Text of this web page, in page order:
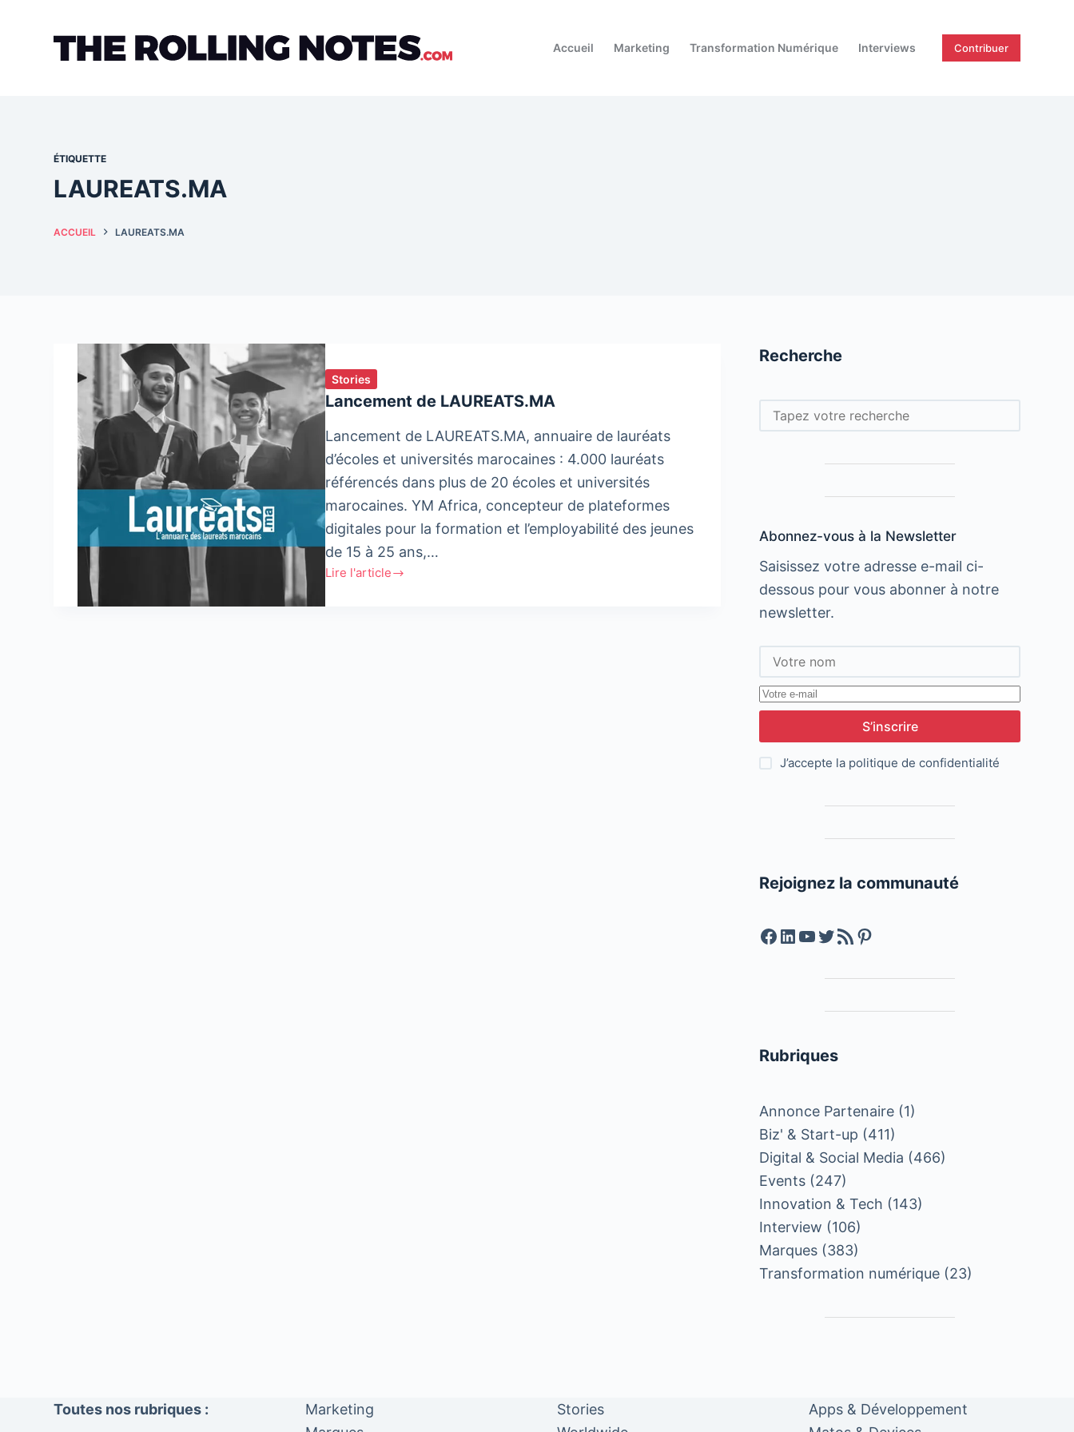
Accueil Marketing Transformation Numérique Interviews Contribuer
ÉTIQUETTE
LAUREATS.MA
ACCUEIL LAUREATS.MA
Stories
Lancement de LAUREATS.MA
Lancement de LAUREATS.MA, annuaire de lauréats
d’écoles et universités marocaines : 4.000 lauréats
référencés dans plus de 20 écoles et universités
marocaines. YM Africa, concepteur de plateformes
digitales pour la formation et l’employabilité des jeunes
de 15 à 25 ans,…
Lire l'article
Lancement
Recherche
Rechercher
Abonnez-vous à la Newsletter
Saisissez votre adresse e-mail ci-
dessous pour vous abonner à notre
newsletter.
S’inscrire
J’accepte la politique de confidentialité
Rejoignez la communauté
Facebook
LinkedIn
YouTube
Twitter
Feed RSSPinterest
Rubriques
Annonce Partenaire (1)
Biz' & Start-up (411)
Digital & Social Media (466)
Events (247)
Innovation & Tech (143)
Interview (106)
Marques (383)
Transformation numérique (23)
Toutes nos rubriques :
Marketing
Stories
Apps & Développement